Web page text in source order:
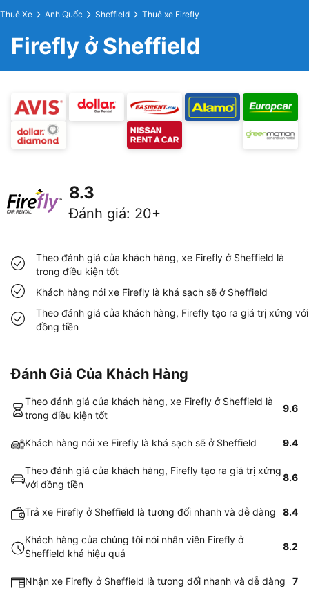
Thuê Xe Anh Quốc Sheffield Thuê xe Firefly
Firefly ở Sheffield
8.3
Đánh giá: 20+
Theo đánh giá của khách hàng, xe Firefly ở Sheffield là
trong điều kiện tốt
Khách hàng nói xe Firefly là khá sạch sẽ ở Sheffield
Theo đánh giá của khách hàng, Firefly tạo ra giá trị xứng với
đồng tiền
Đánh Giá Của Khách Hàng
Theo đánh giá của khách hàng, xe Firefly ở Sheffield là
trong điều kiện tốt
9.6
Khách hàng nói xe Firefly là khá sạch sẽ ở Sheffield 9.4
Theo đánh giá của khách hàng, Firefly tạo ra giá trị xứng
với đồng tiền
8.6
Trả xe Firefly ở Sheffield là tương đối nhanh và dễ dàng 8.4
Khách hàng của chúng tôi nói nhân viên Firefly ở
Sheffield khá hiệu quả
8.2
Nhận xe Firefly ở Sheffield là tương đối nhanh và dễ dàng 7